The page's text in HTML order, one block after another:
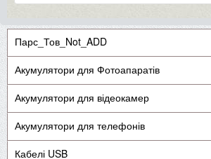
Парс_Тов_Not_ADD
Акумулятори для Фотоапаратів
Акумулятори для відеокамер
Акумулятори для телефонів
Кабелі USB